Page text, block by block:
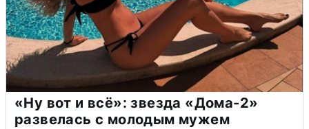
«Ну вот и всё»: звезда «Дома-2»
развелась с молодым мужем